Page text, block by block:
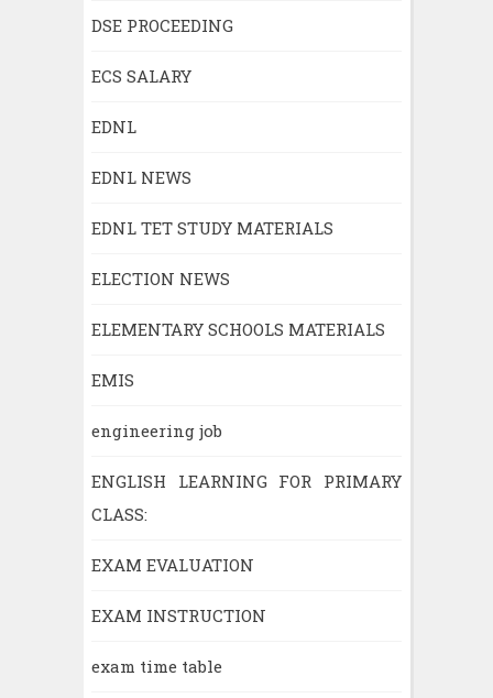
DSE PROCEEDING
ECS SALARY
EDNL
EDNL NEWS
EDNL TET STUDY MATERIALS
ELECTION NEWS
ELEMENTARY SCHOOLS MATERIALS
EMIS
engineering job
ENGLISH LEARNING FOR PRIMARY
CLASS:
EXAM EVALUATION
EXAM INSTRUCTION
exam time table